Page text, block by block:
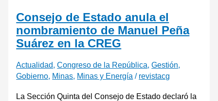
Consejo de Estado anula el
nombramiento de Manuel Peña
Suárez en la CREG
Actualidad,Congreso de la República,Gestión,
Gobierno, Minas, Minas y Energía / revistacg
La Sección Quinta del Consejo de Estado declaró la